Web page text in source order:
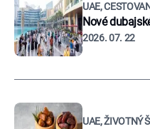
UAE,
Nové
2026. 07. 22
UAE, ŽIVOTNÝ